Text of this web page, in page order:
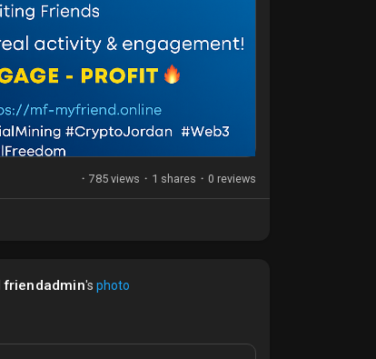
· 785 views · 1 shares · 0 reviews
friendadmin's photo